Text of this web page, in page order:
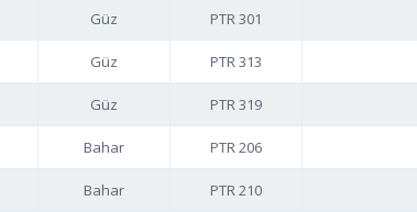
Güz PTR 301
Güz PTR 313
Güz PTR 319
Bahar PTR 206
Bahar PTR 210